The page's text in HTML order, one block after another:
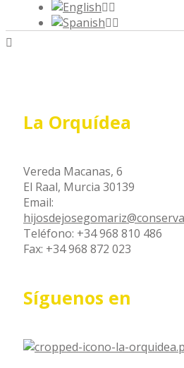
La Orquídea
Vereda Macanas, 6
El Raal, Murcia 30139
Email:
Teléfono: +34 968 810 486
Fax: +34 968 872 023
Síguenos en